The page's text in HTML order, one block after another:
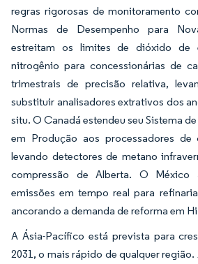
regras rigorosas de monitoramento
Normas de Desempenho para
estreitam os limites de dióxido de
nitrogênio para concessionárias de
trimestrais de precisão relativa,
substituir analisadores extrativos dos
situ. O Canadá estendeu seu Sistema
em Produção aos processadores de
levando detectores de metano
compressão de Alberta. O México
emissões em tempo real para
ancorando a demanda de reforma em
A Ásia-Pacífico está prevista para
2031, o mais rápido de qualquer região.